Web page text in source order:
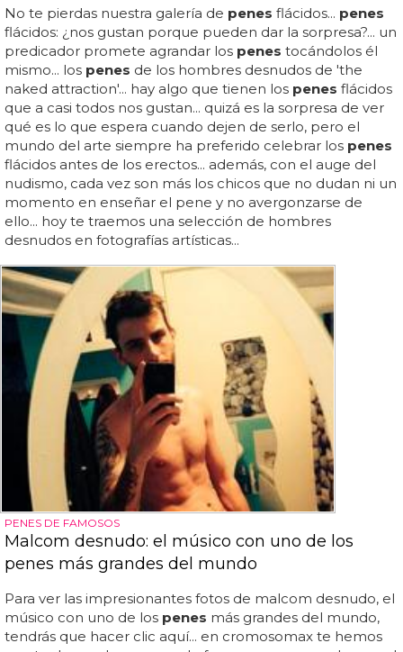
No te pierdas nuestra galería de penes flácidos... penes
flácidos: ¿nos gustan porque pueden dar la sorpresa?... un
predicador promete agrandar los penes tocándolos él
mismo... los penes de los hombres desnudos de 'the
naked attraction'... hay algo que tienen los penes flácidos
que a casi todos nos gustan... quizá es la sorpresa de ver
qué es lo que espera cuando dejen de serlo, pero el
mundo del arte siempre ha preferido celebrar los penes
flácidos antes de los erectos... además, con el auge del
nudismo, cada vez son más los chicos que no dudan ni un
momento en enseñar el pene y no avergonzarse de
ello... hoy te traemos una selección de hombres
desnudos en fotografías artísticas...
PENES DE FAMOSOS
Malcom desnudo: el músico con uno de los
penes más grandes del mundo
Para ver las impresionantes fotos de malcom desnudo, el
músico con uno de los penes más grandes del mundo,
tendrás que hacer clic aquí... en cromosomax te hemos